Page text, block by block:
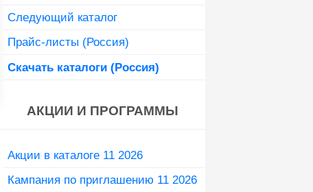
Следующий каталог
Прайс-листы (Россия)
Скачать каталоги (Россия)
АКЦИИ И ПРОГРАММЫ
Акции в каталоге 11 2026
Кампания по приглашению 11 2026